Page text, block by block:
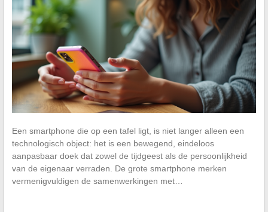
Een smartphone die op een tafel ligt, is niet langer alleen een
technologisch object: het is een bewegend, eindeloos
aanpasbaar doek dat zowel de tijdgeest als de persoonlijkheid
van de eigenaar verraden. De grote smartphone merken
vermenigvuldigen de samenwerkingen met…